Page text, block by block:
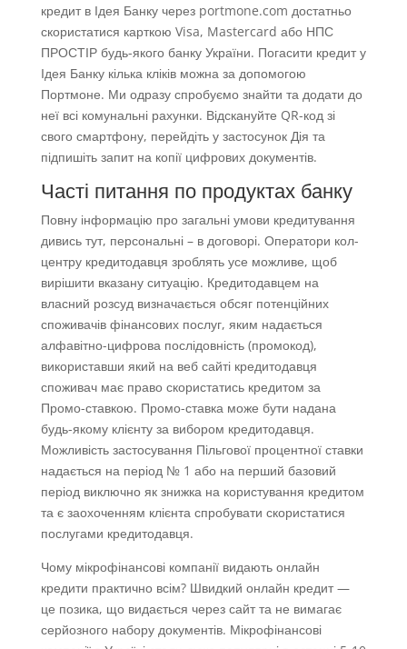
кредит в Ідея Банку через portmone.com достатньо
скористатися карткою Visa, Mastercard або НПС
ПРОСТІР будь-якого банку України. Погасити кредит у
Ідея Банку кілька кліків можна за допомогою
Портмоне. Ми одразу спробуємо знайти та додати до
неї всі комунальні рахунки. Відскануйте QR-код зі
свого смартфону, перейдіть у застосунок Дія та
підпишіть запит на копії цифрових документів.
Часті питання по продуктах банку
Повну інформацію про загальні умови кредитування
дивись тут, персональні – в договорі. Оператори кол-
центру кредитодавця зроблять усе можливе, щоб
вирішити вказану ситуацію. Кредитодавцем на
власний розсуд визначається обсяг потенційних
споживачів фінансових послуг, яким надається
алфавітно-цифрова послідовність (промокод),
використавши який на веб сайті кредитодавця
споживач має право скористатись кредитом за
Промо-ставкою. Промо-ставка може бути надана
будь-якому клієнту за вибором кредитодавця.
Можливість застосування Пільгової процентної ставки
надається на період № 1 або на перший базовий
період виключно як знижка на користування кредитом
та є заохоченням клієнта спробувати скористатися
послугами кредитодавця.
Чому мікрофінансові компанії видають онлайн
кредити практично всім? Швидкий онлайн кредит —
це позика, що видається через сайт та не вимагає
серйозного набору документів. Мікрофінансові